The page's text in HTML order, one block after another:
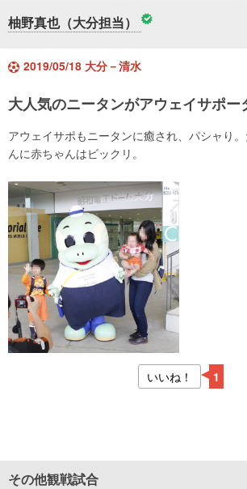
柚野真也（大分担当）
2019/05/18 大分－清水
大人気のニータンがアウェイサポ
アウェイサポもニータンに癒され、パシャり
んに赤ちゃんはビックリ。
いいね！ 1
その他観戦試合